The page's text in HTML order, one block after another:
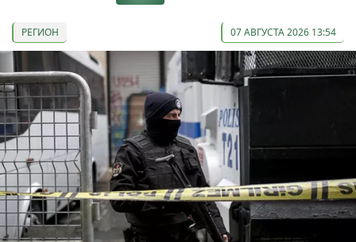
РЕГИОН 07 АВГУСТА 2026 13:54